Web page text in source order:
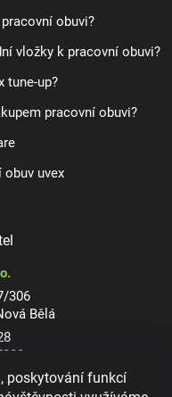
poskytování funkcí
obuvi?
vložky k pracovní obuvi?
tune-up?
pracovní obuvi?
obuv uvex
306
Bělá